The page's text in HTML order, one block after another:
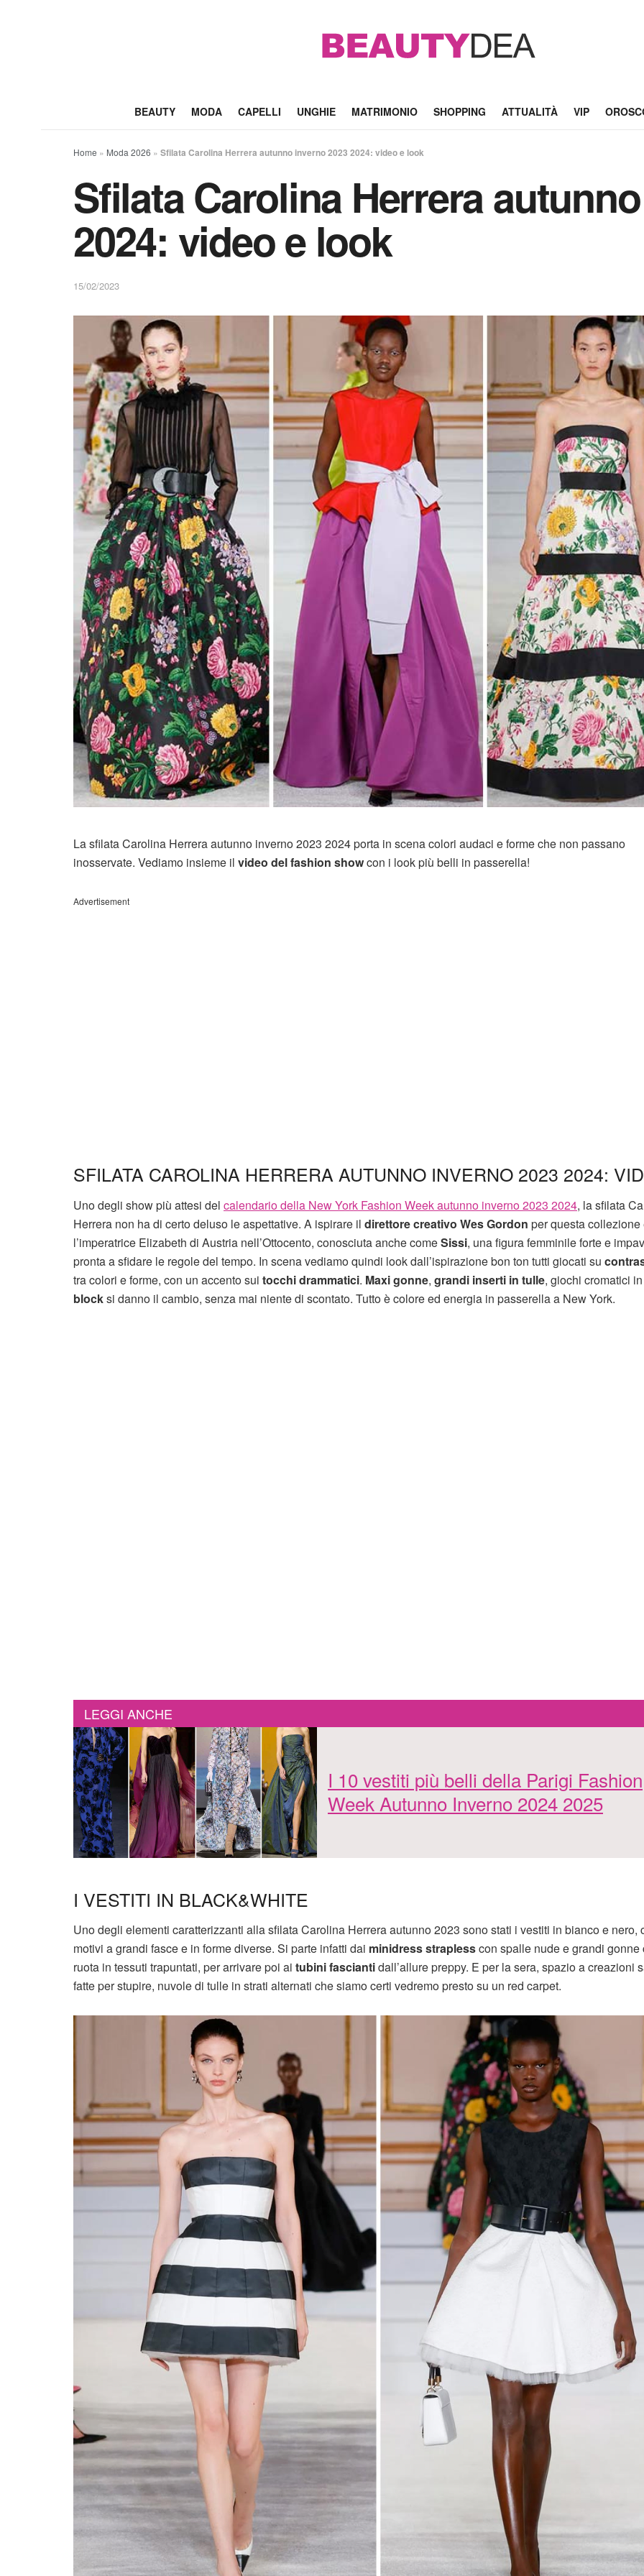
BEAUTY MODA CAPELLI UNGHIE MATRIMONIO SHOPPING ATTUALITÀ VIP
Home » Moda 2026 » Sfilata Carolina Herrera autunno inverno 2023 2024: video e look
Sfilata Carolina Herrera
2024: video e look
15/02/2023
La sfilata Carolina Herrera autunno inverno 2023 2024 porta in scena colori audaci e forme che non passano
inosservate. Vediamo insieme il video del fashion showcon i look più belli in passerella!
Advertisement
SFILATA CAROLINA HERRERA AUTUNNO INVERNO 2023 2024:
Uno degli show più attesi del calendario della New York Fashion Week autunno inverno 2023 2024, la sfilata
Herrera non ha di certo deluso le aspettative. A ispirare il direttore creativo Wes Gordon per questa collezione
l’imperatrice Elizabeth di Austria nell’Ottocento, conosciuta anche comeSissi, una figura femminile forte e
pronta a sfidare le regole del tempo. In scena vediamo quindi look dall’ispirazione bon ton tutti giocati su
tra colori e forme, con un accento sui tocchi drammatici. Maxi gonne, grandi inserti in tulle, giochi cromatici
blocksi danno il cambio, senza mai niente di scontato. Tutto è colore ed energia in passerella a New York.
LEGGI ANCHE
I 10 vestiti più belli della Parigi Fashion
Week Autunno Inverno 2024 2025
I VESTITI IN BLACK&WHITE
Uno degli elementi caratterizzanti alla sfilata Carolina Herrera autunno 2023 sono stati i vestiti in bianco e nero,
motivi a grandi fasce e in forme diverse. Si parte infatti dai minidress straplesscon spalle nude e grandi gonne
ruota in tessuti trapuntati, per arrivare poi ai tubini fasciantidall’allure preppy. E per la sera, spazio a creazioni
fatte per stupire, nuvole di tulle in strati alternati che siamo certi vedremo presto su un red carpet.